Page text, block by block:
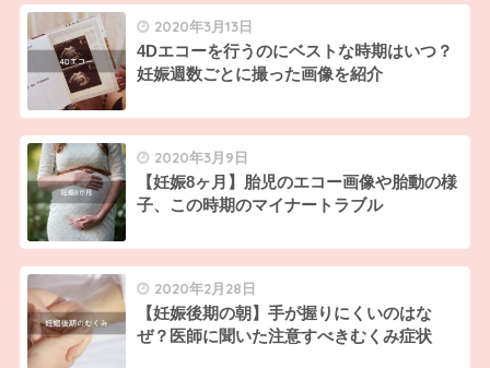
2020年3月13日
4Dエコーを行うのにベストな時期はいつ？
妊娠週数ごとに撮った画像を紹介
2020年3月9日
【妊娠8ヶ月】胎児のエコー画像や胎動の様
子、この時期のマイナートラブル
2020年2月28日
【妊娠後期の朝】手が握りにくいのはな
ぜ？医師に聞いた注意すべきむくみ症状